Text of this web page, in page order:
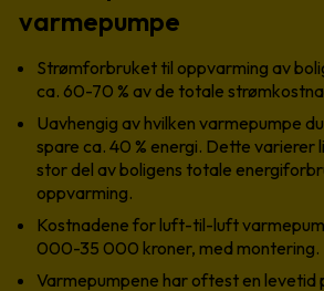
varmepumpe
Strømforbruket til oppvarming av
ca. 60-70 % av de totale
Uavhengig av hvilken varmepumpe
spare ca. 40 % energi. Dette varierer
stor del av boligens totale
oppvarming.
Kostnadene for luft-til-luft
000-35 000 kroner, med montering.
Varmepumpene har oftest en levetid